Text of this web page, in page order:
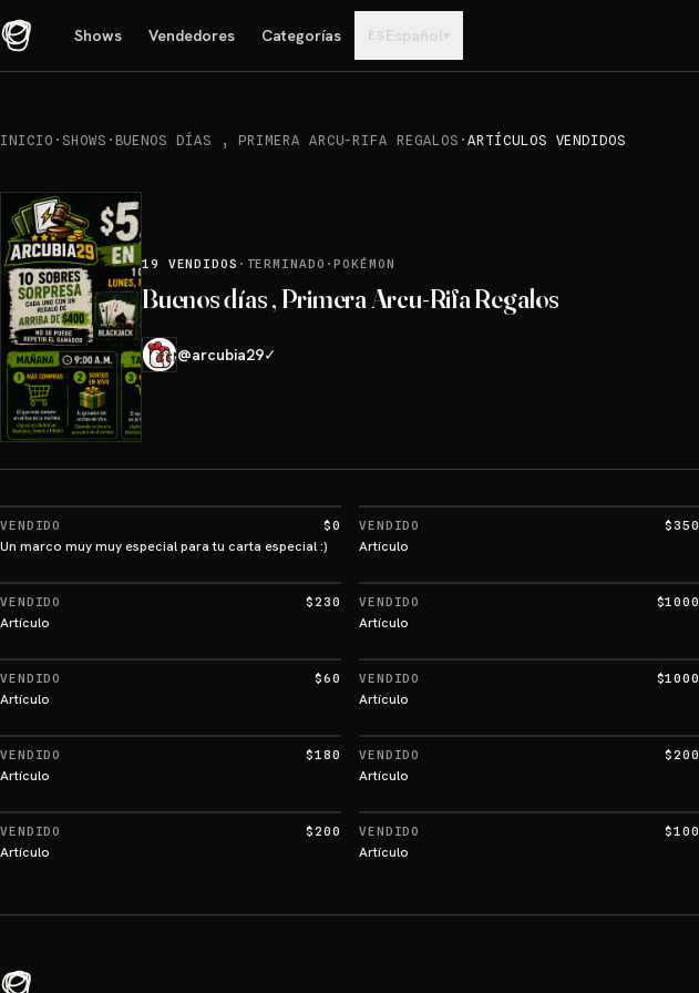
Shows Vendedores Categorías ES Español▾
INICIO · SHOWS · BUENOS DÍAS , PRIMERA ARCU-RIFA REGALOS · ARTÍCULOS VENDIDOS
19 VENDIDOS · TERMINADO ·POKÉMON
Buenos días , Primera Arcu-Rifa Regalos
@arcubia29✓
VENDIDO $0
Un marco muy muy especial para tu carta especial :)
VENDIDO $350
Artículo
VENDIDO $230
Artículo
VENDIDO $1000
Artículo
VENDIDO $60
Artículo
VENDIDO $1000
Artículo
VENDIDO $180
Artículo
VENDIDO $200
Artículo
VENDIDO $200
Artículo
VENDIDO $100
Artículo